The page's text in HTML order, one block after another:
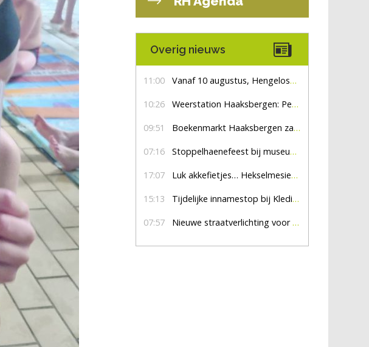
Overig nieuws
11:00 Vanaf 10 augustus, Hengelosestraat drie weken dicht voor doorgaand verkeer
10:26 Weerstation Haaksbergen: Perioden met zon en droog
09:51 Boekenmarkt Haaksbergen zaterdag 8 augustus, marktplein Haaksbergen
07:16 Stoppelhaenefeest bij museum De Lebbenbrugge
17:07 Luk akkefietjes… HekselmesienHarry
15:13 Tijdelijke innamestop bij Kledingbank Stefania
07:57 Nieuwe straatverlichting voor De Veldmaat en De Pas